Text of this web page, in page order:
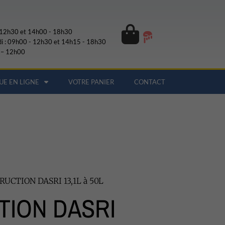
et 14h00 - 18h30
: 09h00 - 12h30 et 14h15 - 18h30
12h00
EN LIGNE VOTRE PANIER CONTACT
DASRI 13,1L à 50L
DASRI